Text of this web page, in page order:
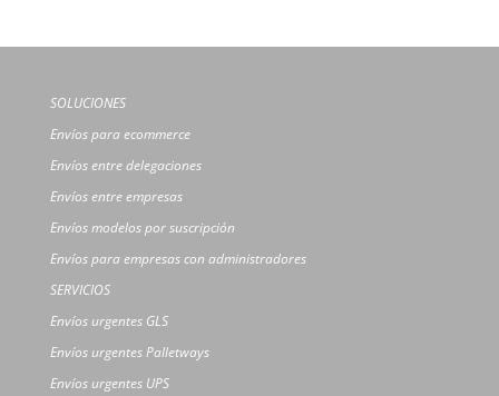
SOLUCIONES
Envíos para ecommerce
Envíos entre delegaciones
Envíos entre empresas
Envíos modelos por suscripción
Envíos para empresas con administradores
SERVICIOS
Envíos urgentes GLS
Envíos urgentes Palletways
Envíos urgentes UPS